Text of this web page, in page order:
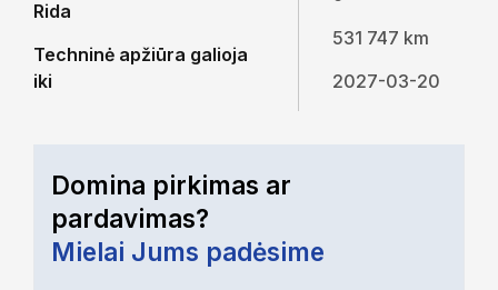
Rida
Techninė apžiūra galioja
iki
531 747 km
2027-03-20
Domina pirkimas ar
pardavimas?
Mielai Jums padėsime